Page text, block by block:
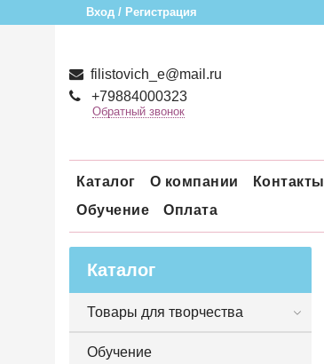
Вход / Регистрация
filistovich_e@mail.ru
+79884000323
Обратный звонок
Каталог О компании Контакты
Обучение
Оплата
Каталог
Товары для творчества
Обучение